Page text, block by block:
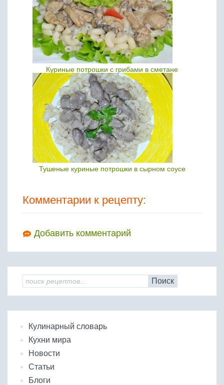
Куриные потрошки с грибами в сметане
Тушеные куриные потрошки в сырном соусе
Комментарии к рецепту:
Добавить комментарий
Поиск
Кулинарный словарь
Кухни мира
Новости
Статьи
Блоги